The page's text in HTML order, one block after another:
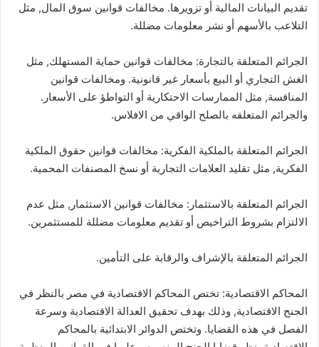
تقديم البيانات المالية أو تزويرها. مخالفات قوانين سوق المال, مثل
التلاعب بالأسهم أو نشر معلومات مضللة.
الجرائم المتعلقة بالتجارة: مخالفات قوانين حماية المستهلك, مثل
الغش التجاري أو البيع بأسعار غير قانونية. ومخالفات قوانين
المنافسة, مثل الممارسات الاحتكارية أو التواطؤ على الأسعار.
والجرائم المتعلقه بالصلح الواقي من الافلاس.
الجرائم المتعلقة بالملكية الفكرية: مخالفات قوانين حقوق الملكية
الفكرية, مثل تقليد العلامات التجارية أو نسخ المصنفات المحمية.
الجرائم المتعلقة بالاستثمار: مخالفات قوانين الاستثمار, مثل عدم
الالتزام بشروط التراخيص أو تقديم معلومات مضللة للمستثمرين.
الجرائم المتعلقة بالإشراف والرقابة على التأمين.
المحاكم الاقتصادية: تختص المحاكم الاقتصادية في مصر بالنظر في
الجنح الاقتصادية, وذلك بهدف تحقيق العدالة الاقتصادية وسرعة
الفصل في هذه القضايا. وتختص الدوائر الابتدائية بالمحاكم